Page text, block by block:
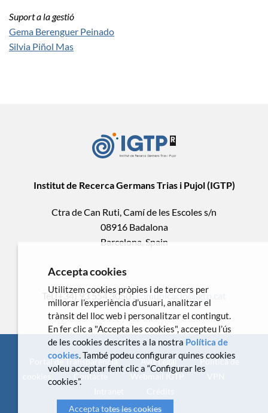
Suport a la gestió
Gema Berenguer Peinado
Silvia Piñol Mas
Institut de Recerca Germans Trias i Pujol (IGTP)
Ctra de Can Ruti, Camí de les Escoles s/n
08916 Badalona
Barcelona, Spain
Tel.(+34) 93 554 3050 .comunicacio@igtp.cat
Portal de Transparència Avís Legal
Política de
Contacte Webmail IGTP
Accepta cookies
Utilitzem cookies pròpies i de tercers per
millorar l’experiència d’usuari, analitzar el
trànsit del lloc web i personalitzar el contingut.
En fer clic a "Accepta les cookies", accepteu l’ús
de les cookies descrites a la nostra Política de
cookies. També podeu configurar quines cookies
voleu acceptar fent clic a “Configurar les
cookies”.
Accepta totes les cookies